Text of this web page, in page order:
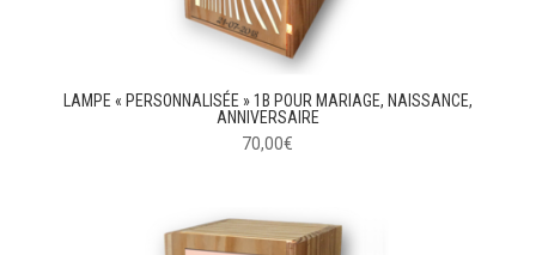
LAMPE « PERSONNALISÉE » 1B POUR MARIAGE, NAISSANCE,
ANNIVERSAIRE
70,00€